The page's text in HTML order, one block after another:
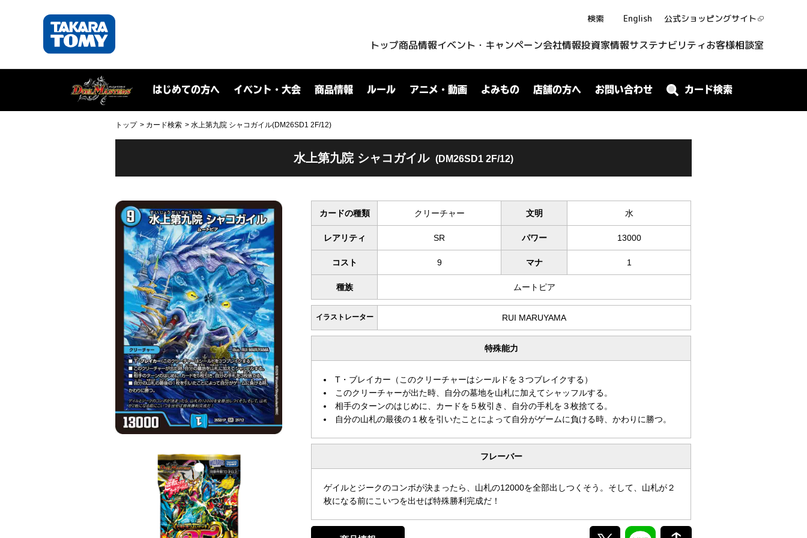
検索 English 公式ショッピングサイト
トップ商品情報イベント・キャンペーン会社情報投資家情報サステナビリティお客様相談室
はじめての方へ イベント・大会 商品情報 ルール アニメ・動画 よみもの 店舗の方へ お問い合わせ カード検索
トップ カード検索 水上第九院 シャコガイル(DM26SD1 2F/12)
水上第九院 シャコガイル (DM26SD1 2F/12)
カードの種類 クリーチャー 文明 水
レアリティ SR パワー 13000
コスト 9 マナ 1
種族 ムートピア
イラストレーター RUI MARUYAMA
特殊能力
T・ブレイカー（このクリーチャーはシールドを３つブレイクする）
このクリーチャーが出た時、自分の墓地を山札に加えてシャッフルする。
相手のターンのはじめに、カードを５枚引き、自分の手札を３枚捨てる。
自分の山札の最後の１枚を引いたことによって自分がゲームに負ける時、かわりに勝つ。
フレーバー
ゲイルとジークのコンボが決まったら、山札の12000を全部出しつくそう。そして、山札が２
枚になる前にこいつを出せば特殊勝利完成だ！